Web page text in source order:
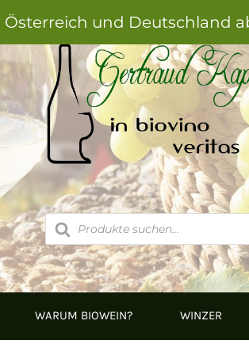
und Deutschland
Products
search
WARUM BIOWEIN? WINZER